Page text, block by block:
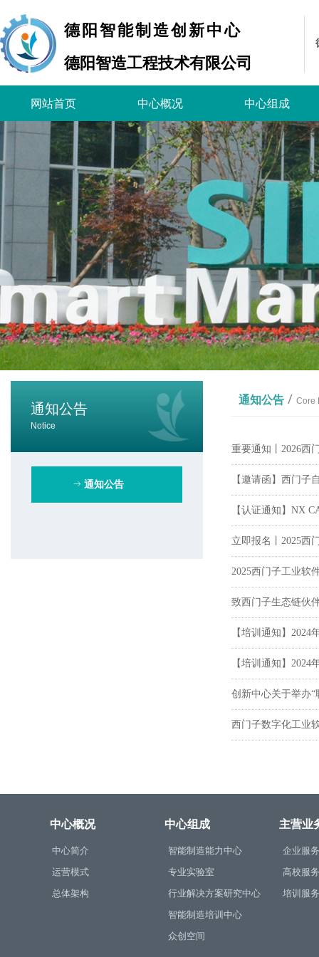
德阳智能制造创新中心
德阳智造工程技术有限公司
网站首页 中心概况 中心组成
通知公告
Notice
ꁹ 通知公告
通知公告 / Core
重要通知丨2026西
【邀请函】西门子
【认证通知】NX
立即报名丨2025西
2025西门子工业软
致西门子生态链伙
【培训通知】
【培训通知】
创新中心关于举办
西门子数字化工业
智能制造能力中心
专业实验室
行业解决方案研究中心
智能制造培训中心
众创空间
中心概况 中心组成 主营业
企业服务
高校服务
培训服务
中心简介
运营模式
总体架构